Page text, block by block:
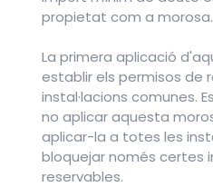
propietat com a morosa.
La primera aplicació
establir els permisos de
instal·lacions comunes.
no aplicar aquesta
aplicar-la a totes les
bloquejar només certes
reservables.